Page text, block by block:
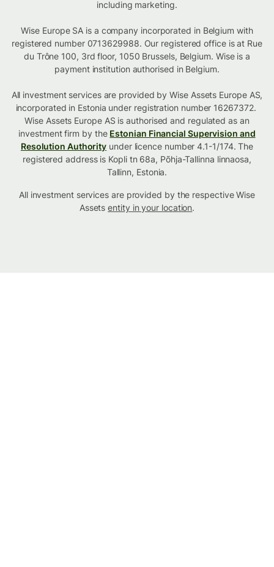
including marketing.
Wise Europe SA is a company incorporated in Belgium with
registered number 0713629988. Our registered office is at Rue
du Trône 100, 3rd floor, 1050 Brussels, Belgium. Wise is a
payment institution authorised in Belgium.
All investment services are provided by Wise Assets Europe AS,
incorporated in Estonia under registration number 16267372.
Wise Assets Europe AS is authorised and regulated as an
investment firm by the Estonian Financial Supervision and
Resolution Authority under licence number 4.1-1/174. The
registered address is Kopli tn 68a, Põhja-Tallinna linnaosa,
Tallinn, Estonia.
All investment services are provided by the respective Wise
Assetsentity in your location.